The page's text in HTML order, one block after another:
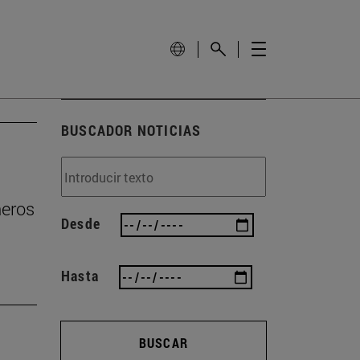
BUSCADOR NOTICIAS
Desde
Hasta
BUSCAR